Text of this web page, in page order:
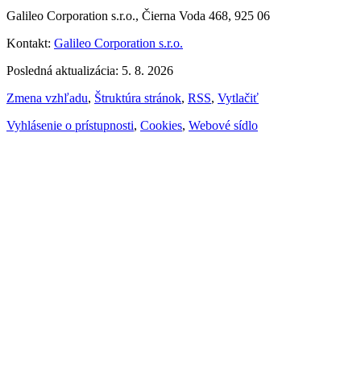
Galileo Corporation s.r.o., Čierna Voda 468, 925 06
Kontakt: Galileo Corporation s.r.o.
Posledná aktualizácia: 5. 8. 2026
Zmena vzhľadu, Štruktúra stránok, RSS, Vytlačiť
Vyhlásenie o prístupnosti, Cookies, Webové sídlo